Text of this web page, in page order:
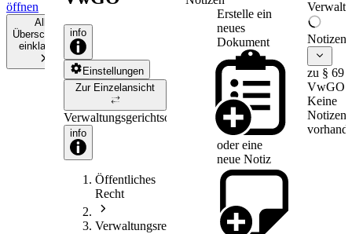
öffnen
Alle
Überschriften
einklappen
info
Einstellungen
Zur Einzelansicht
Verwaltungsgerichtsordnung
info
Öffentliches
Recht
Verwaltungsrecht
Erstelle ein
neues
Dokument
oder eine
neue Notiz
Notizen
zu § 69
VwGO
Keine
Notizen